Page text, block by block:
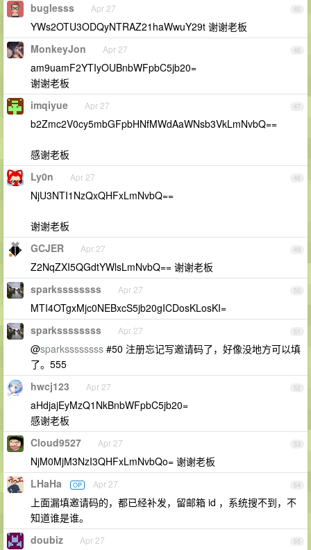
45
buglesss Apr 27
YWs2OTU3ODQyNTRAZ21haWwuY29t 谢谢老板
46
MonkeyJon Apr 27
am9uamF2YTIyOUBnbWFpbC5jb20=
谢谢老板
47
imqiyue Apr 27
b2Zmc2V0cy5mbGFpbHNfMWdAaWNsb3VkLmNvbQ==
感谢老板
48
Ly0n Apr 27
NjU3NTI1NzQxQHFxLmNvbQ==
谢谢老板
49
GCJER Apr 27
Z2NqZXI5QGdtYWlsLmNvbQ== 谢谢老板
50
sparkssssssss Apr 27
MTI4OTgxMjc0NEBxcS5jb20gICDosKLosKI=
51
sparkssssssss Apr 27
@sparkssssssss #50 注册忘记写邀请码了，好像没地方可以填
了。555
52
hwcj123 Apr 27
aHdjajEyMzQ1NkBnbWFpbC5jb20=
感谢老板
53
Cloud9527 Apr 27
NjM0MjM3NzI3QHFxLmNvbQo= 谢谢老板
54
LHaHa OP Apr 27
上面漏填邀请码的，都已经补发，留邮箱 id ，系统搜不到，不
知道谁是谁。
55
doubiz Apr 27